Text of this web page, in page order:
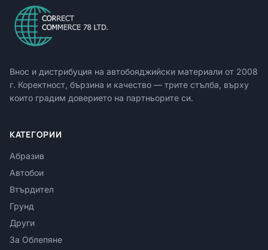
Внос и дистрибуция на автобояджийски материали от 2008
г. Коректност, бързина и качество — трите стълба, върху
които градим доверието на партньорите си.
КАТЕГОРИИ
Абразив
Автобои
Втърдител
Грунд
Други
За Облепяне